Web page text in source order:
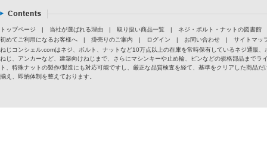
トップページ | 当社が選ばれる理由 | 取り扱い商品一覧 |
ネジ・ボルト・ナットの図書館
初めてご利用になるお客様へ
| 掛売りのご案内 | ログイン | お問い合わせ |
サイトマッ
ねじコンシェル.comはネジ、ボルト、ナットなど10万点以上の在庫を常時保有しているネジ通販
ねじ、アンカーなど、建築向けねじまで、さらにマシンキーや止め輪、ピンなどの規格部品まで
ト、特殊ナットの製作/製造にも対応可能ですし、厳正な品質検査を経て、基準をクリアした商品
揃え、即納体制を整えております。